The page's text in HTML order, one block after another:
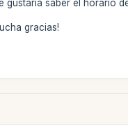
gustaría saber el horario
gracias!